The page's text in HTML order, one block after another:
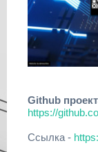
Github
https://
Ссылка -